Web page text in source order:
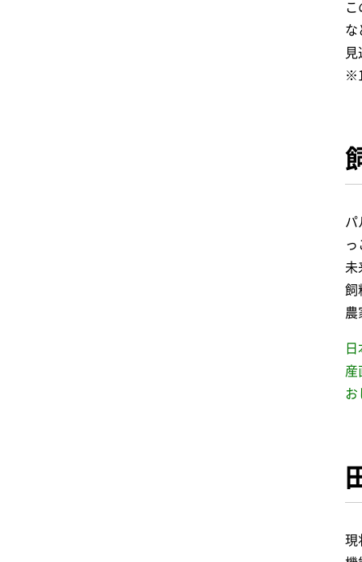
こ
な
見
パ
っ
未
飼
農
産
お
現